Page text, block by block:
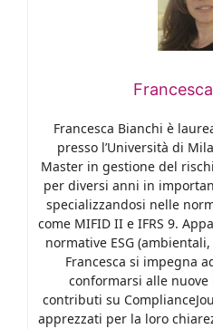
Francesca Bianchi è
presso l’Università di
Master in gestione del
per diversi anni in
specializzandosi nelle
come MIFID II e IFRS 9.
normative ESG
Francesca si impegna
conformarsi alle
contributi su
apprezzati per la loro